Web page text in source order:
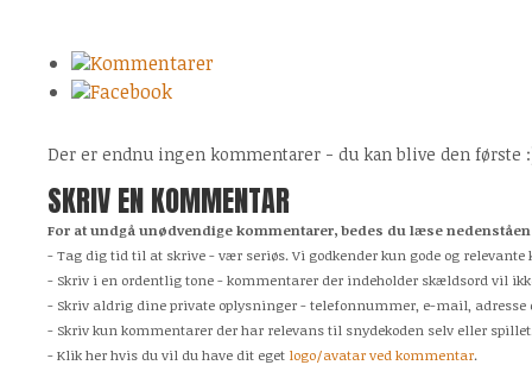
Kommentarer
Facebook
Der er endnu ingen kommentarer - du kan blive den første
SKRIV EN KOMMENTAR
For at undgå unødvendige kommentarer, bedes du læse
- Tag dig tid til at skrive - vær seriøs. Vi godkender kun gode og
- Skriv i en ordentlig tone - kommentarer der indeholder skældsord vil
- Skriv aldrig dine private oplysninger - telefonnummer, e-mail, adresse
- Skriv kun kommentarer der har relevans til snydekoden selv eller
- Klik her hvis du vil du have dit eget logo/avatar ved kommentar.